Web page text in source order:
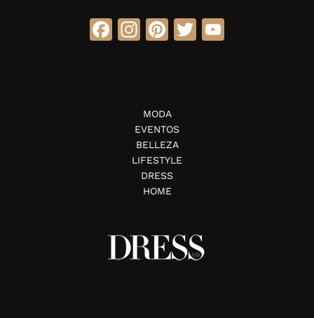
Facebook
Instagram
Pinterest
Twitter
MODA
EVENTOS
BELLEZA
LIFESTYLE
DRESS
HOME